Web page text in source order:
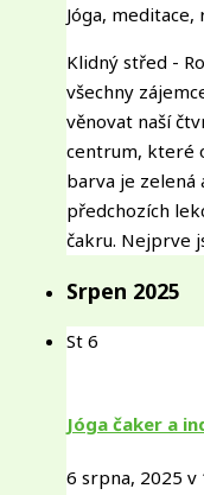
Jóga, meditace,
Klidný střed -
všechny
věnovat naší
centrum, které
barva je zelená
předchozích
čakru. Nejprve
Srpen 2025
St6
Jóga čaker a
6 srpna, 2025 v